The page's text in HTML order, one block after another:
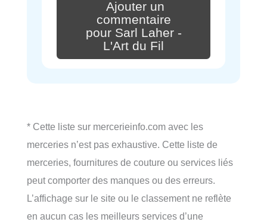
Ajouter un
commentaire
pour Sarl Laher -
L'Art du Fil
* Cette liste sur mercerieinfo.com avec les
merceries n’est pas exhaustive. Cette liste de
merceries, fournitures de couture ou services liés
peut comporter des manques ou des erreurs.
L’affichage sur le site ou le classement ne reflète
en aucun cas les meilleurs services d’une